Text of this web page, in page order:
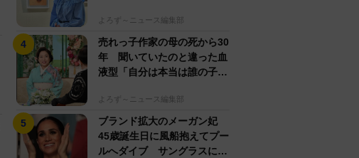
よろず～ニュース編集部
売れっ子作家の母の死から30
年 聞いていたのと違った血
液型「自分は本当は誰の子
よろず～ニュース編集部
ブランド拡大のメーガン妃
45歳誕生日に風船抱えてプー
ルへダイブ サングラスにポ